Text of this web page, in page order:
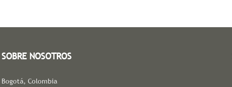
SOBRE NOSOTROS
Bogotá, Colombia